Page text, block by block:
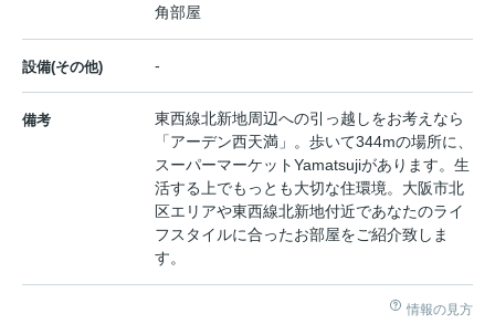
角部屋
設備(その他) -
備考
東西線北新地周辺への引っ越しをお考えなら
「アーデン西天満」。歩いて344mの場所に、
スーパーマーケットYamatsujiがあります。生
活する上でもっとも大切な住環境。大阪市北
区エリアや東西線北新地付近であなたのライ
フスタイルに合ったお部屋をご紹介致しま
す。
情報の見方